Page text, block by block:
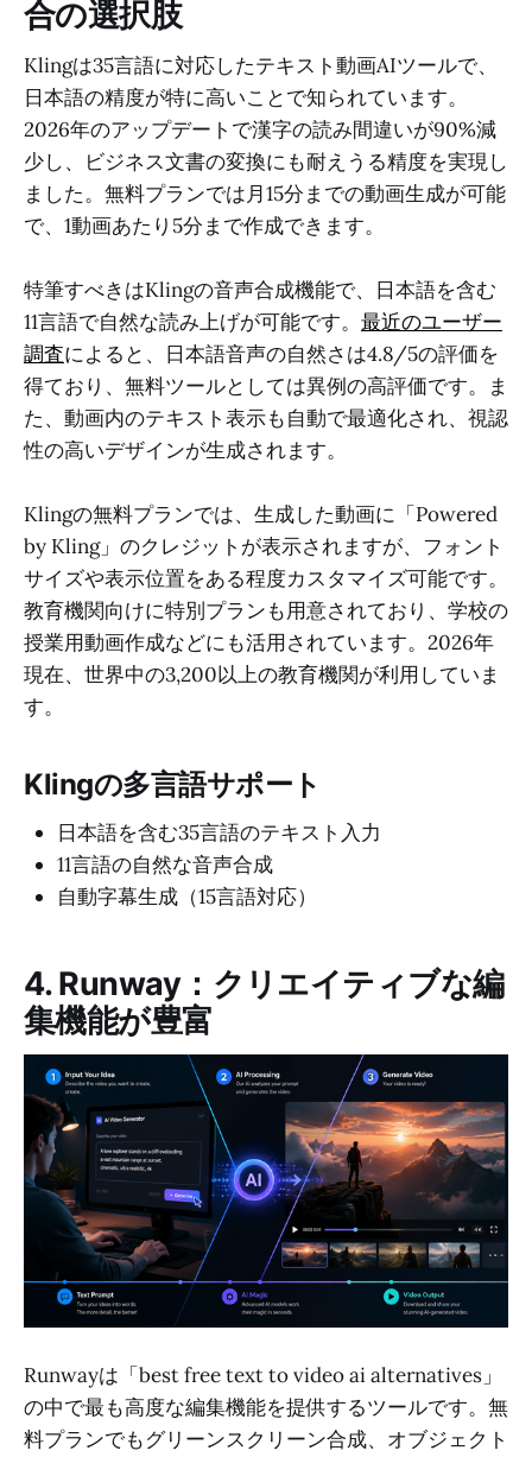
合の選択肢
Klingは35言語に対応したテキスト動画AIツールで、
日本語の精度が特に高いことで知られています。
2026年のアップデートで漢字の読み間違いが90%減
少し、ビジネス文書の変換にも耐えうる精度を実現し
ました。無料プランでは月15分までの動画生成が可能
で、1動画あたり5分まで作成できます。
特筆すべきはKlingの音声合成機能で、日本語を含む
11言語で自然な読み上げが可能です。 最近のユーザー
調査によると、日本語音声の自然さは4.8/5の評価を
得ており、無料ツールとしては異例の高評価です。ま
た、動画内のテキスト表示も自動で最適化され、視認
性の高いデザインが生成されます。
Klingの無料プランでは、生成した動画に「Powered
by Kling」のクレジットが表示されますが、フォント
サイズや表示位置をある程度カスタマイズ可能です。
教育機関向けに特別プランも用意されており、学校の
授業用動画作成などにも活用されています。2026年
現在、世界中の3,200以上の教育機関が利用していま
す。
Klingの多言語サポート
日本語を含む35言語のテキスト入力
11言語の自然な音声合成
自動字幕生成（15言語対応）
4. Runway：クリエイティブな編
集機能が豊富
Runwayは「best free text to video ai alternatives」
の中で最も高度な編集機能を提供するツールです。無
料プランでもグリーンスクリーン合成、オブジェクト